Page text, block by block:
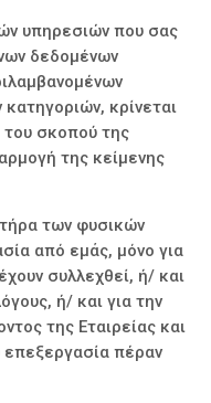
υπηρεσιών που σας
δεδομένων
κρίνεται
του σκοπού της
της κείμενης
των φυσικών
από εμάς, μόνο για
συλλεχθεί, ή/ και
ή/ και για την
της Εταιρείας και
πέραν